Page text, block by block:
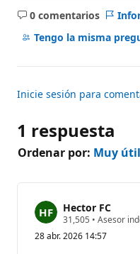
0 comentarios
No
hay
Tengo la misma
Inicie sesión para
1 respuesta
Ordenar por: Muy útil
Hector FC
31,505 P
n
• Asesor
28 abr. 2026 14:57